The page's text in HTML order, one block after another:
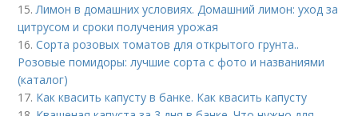
15. Лимон в домашних условиях. Домашний лимон: уход за
цитрусом и сроки получения урожая
16.Сорта розовых томатов для открытого грунта..
Розовые помидоры: лучшие сорта с фото и названиями
(каталог)
17. Как квасить капусту в банке. Как квасить капусту